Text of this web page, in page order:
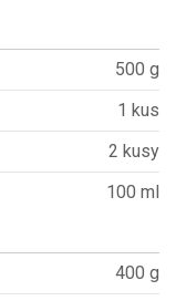
500 g
1 kus
2 kusy
100 ml
400 g